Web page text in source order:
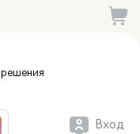
решения
Вход